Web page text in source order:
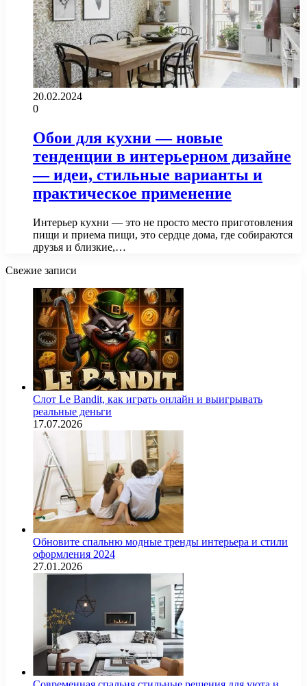
20.02.2024
0
Обои для кухни — новые
тенденции в интерьерном дизайне
— идеи, стильные варианты и
практическое применение
Интерьер кухни — это не просто место приготовления
пищи и приема пищи, это сердце дома, где собираются
друзья и близкие,…
Свежие записи
Слот Le Bandit, как играть онлайн и выигрывать
реальные деньги
17.07.2026
Обновите спальню модные тренды интерьера и стили
оформления 2024
27.01.2026